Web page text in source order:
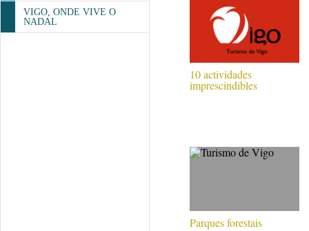
VIGO, ONDE VIVE O
NADAL
10 actividades
imprescindibles
Parques forestais